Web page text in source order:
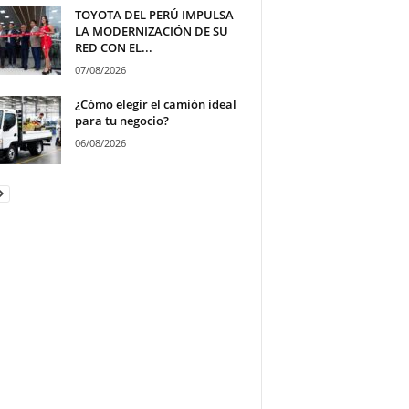
TOYOTA DEL PERÚ IMPULSA
LA MODERNIZACIÓN DE SU
RED CON EL...
07/08/2026
¿Cómo elegir el camión ideal
para tu negocio?
06/08/2026